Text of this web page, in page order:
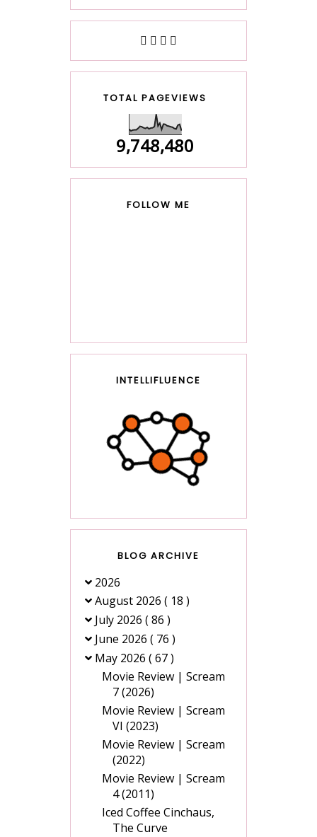
TOTAL PAGEVIEWS
9,748,480
FOLLOW ME
INTELLIFLUENCE
BLOG ARCHIVE
2026
August 2026 ( 18 )
July 2026 ( 86 )
June 2026 ( 76 )
May 2026 ( 67 )
Movie Review | Scream
7 (2026)
Movie Review | Scream
VI (2023)
Movie Review | Scream
(2022)
Movie Review | Scream
4 (2011)
Iced Coffee Cinchaus,
The Curve